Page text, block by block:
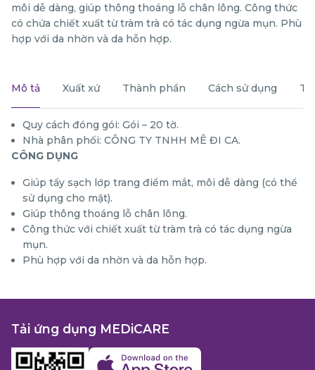
môi dễ dàng, giúp thông thoáng lỗ chân lông. Công thức
có chứa chiết xuất từ tràm trà có tác dụng ngừa mụn. Phù
hợp với da nhờn và da hỗn hợp.
Mô tả Xuất xứ Thành phần Cách sử dụng
Quy cách đóng gói: Gói – 20 tờ.
Nhà phân phối: CÔNG TY TNHH MÊ ĐI CA.
CÔNG DỤNG
Giúp tẩy sạch lớp trang điểm mắt, môi dễ dàng (có thể
sử dụng cho mặt).
Giúp thông thoáng lỗ chân lông.
Công thức với chiết xuất từ tràm trà có tác dụng ngừa
mụn.
Phù hợp với da nhờn và da hỗn hợp.
Tải ứng dụng MEDiCARE